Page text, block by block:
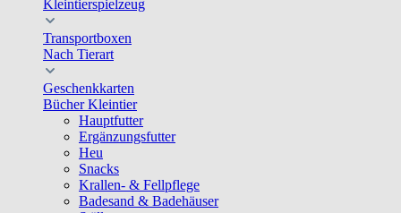
Kleintierspielzeug
Transportboxen
Nach Tierart
Geschenkkarten
Bücher Kleintier
Hauptfutter
Ergänzungsfutter
Heu
Snacks
Krallen- & Fellpflege
Badesand & Badehäuser